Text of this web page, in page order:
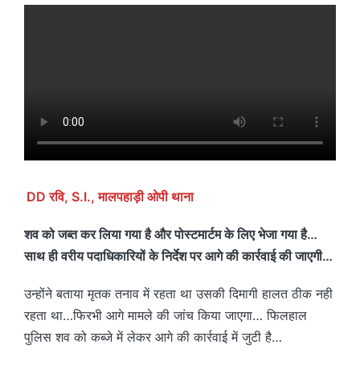
DD रवि, S.I., मालपहाड़ी ओपी थाना
शव को जब्त कर लिया गया है और पोस्टमार्टम के लिए भेजा गया है…
साथ ही वरीय पदाधिकारियों के निर्देश पर आगे की कार्रवाई की जाएगी…
उन्होंने बताया मृतक तनाव में रहता था उसकी दिमागी हालत ठीक नही
रहता था…फिरभी आगे मामले की जांच किया जाएगा… फिलहाल
पुलिस शव को कब्जे में लेकर आगे की कार्रवाई में जुटी है…